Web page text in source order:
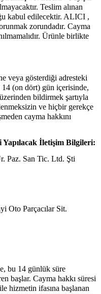
Teslim alınan
kabul edilecektir. ALICI ,
zorundadır. Cayma
Ürünle birlikte
veya gösterdiği adresteki
(on dört) gün içerisinde,
bildirmek şartıyla
ve hiçbir gerekçe
cayma hakkını
Yapılacak İletişim Bilgileri:
Paz. San Tic. Ltd. Şti
Parçacılar Sit.
bu 14 günlük süre
başlar. Cayma hakkı süresi
hizmetin ifasına başlanan